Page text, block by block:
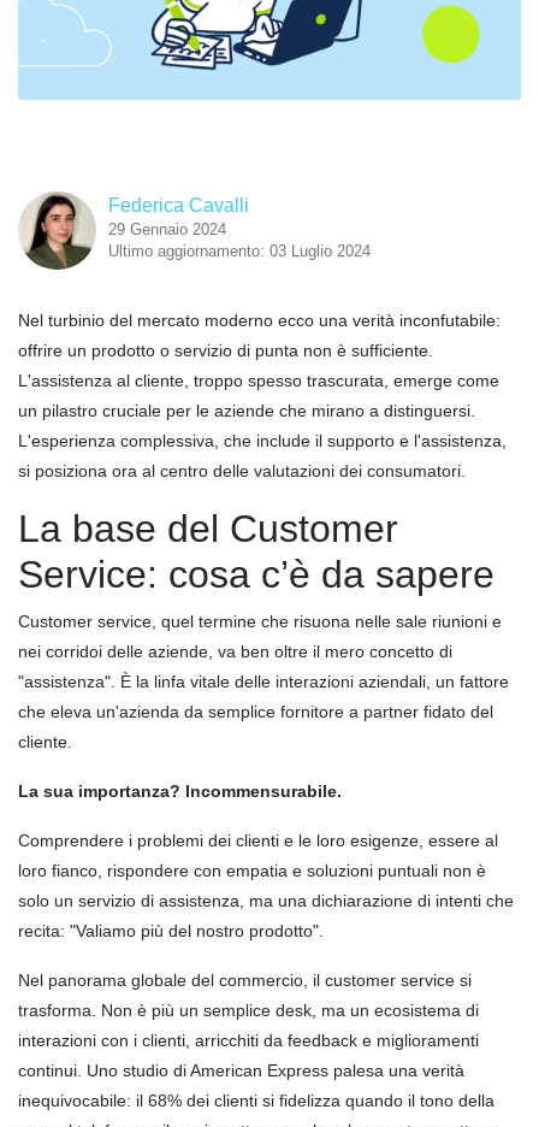
Federica Cavalli
29 Gennaio 2024
Ultimo aggiornamento: 03 Luglio 2024
Nel turbinio del mercato moderno ecco una verità inconfutabile:
offrire un prodotto o servizio di punta non è sufficiente.
L'assistenza al cliente, troppo spesso trascurata, emerge come
un pilastro cruciale per le aziende che mirano a distinguersi.
L'esperienza complessiva, che include il supporto e l'assistenza,
si posiziona ora al centro delle valutazioni dei consumatori.
La base del Customer
Service: cosa c’è da sapere
Customer service, quel termine che risuona nelle sale riunioni e
nei corridoi delle aziende, va ben oltre il mero concetto di
"assistenza". È la linfa vitale delle interazioni aziendali, un fattore
che eleva un'azienda da semplice fornitore a partner fidato del
cliente.
La sua importanza? Incommensurabile.
Comprendere i problemi dei clienti e le loro esigenze, essere al
loro fianco, rispondere con empatia e soluzioni puntuali non è
solo un servizio di assistenza, ma una dichiarazione di intenti che
recita: "Valiamo più del nostro prodotto".
Nel panorama globale del commercio, il customer service si
trasforma. Non è più un semplice desk, ma un ecosistema di
interazioni con i clienti, arricchiti da feedback e miglioramenti
continui. Uno studio di American Express palesa una verità
inequivocabile: il 68% dei clienti si fidelizza quando il tono della